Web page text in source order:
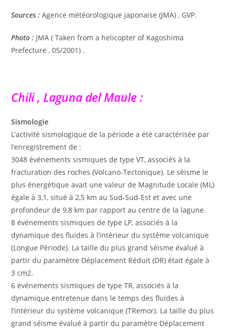
Sources : Agence météorologique japonaise (JMA) , GVP.
Photo : JMA ( Taken from a helicopter of Kagoshima
Prefecture , 05/2001) .
Chili , Laguna del Maule :
Sismologie
L’activité sismologique de la période a été caractérisée par
l’enregistrement de :
3048 événements sismiques de type VT, associés à la
fracturation des roches (Volcano-Tectonique). Le séisme le
plus énergétique avait une valeur de Magnitude Locale (ML)
égale à 3,1, situé à 2,5 km au Sud-Sud-Est et avec une
profondeur de 9,8 km par rapport au centre de la lagune.
8 événements sismiques de type LP, associés à la
dynamique des fluides à l’intérieur du système volcanique
(Longue Période). La taille du plus grand séisme évalué à
partir du paramètre Déplacement Réduit (DR) était égale à
3 cm2.
6 événements sismiques de type TR, associés à la
dynamique entretenue dans le temps des fluides à
l’intérieur du système volcanique (TRemor). La taille du plus
grand séisme évalué à partir du paramètre Déplacement